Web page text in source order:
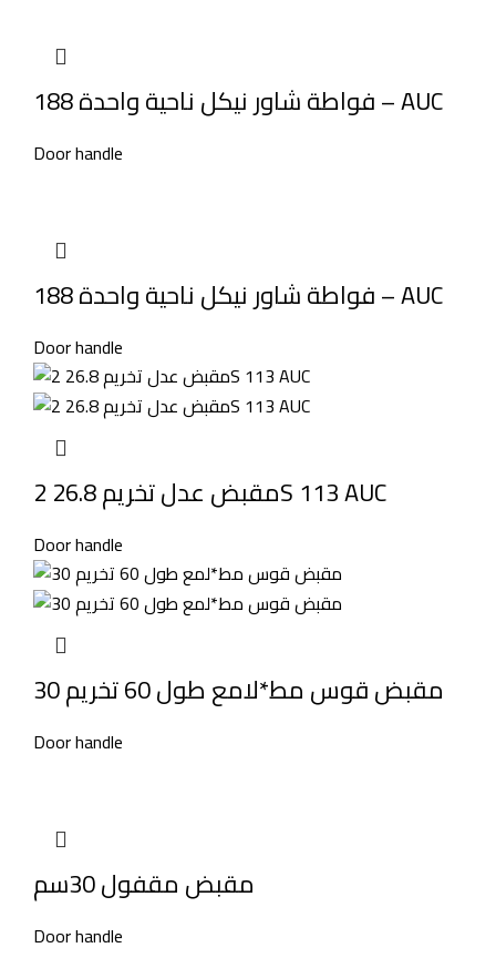
فواطة شاور نيكل ناحية واحدة 188 – AUC
Door handle
فواطة شاور نيكل ناحية واحدة 188 – AUC
Door handle
مقبض عدل تخريم 26.8 2S 113 AUC
Door handle
مقبض قوس مط*لامع طول 60 تخريم 30
Door handle
مقبض مقفول 30سم
Door handle